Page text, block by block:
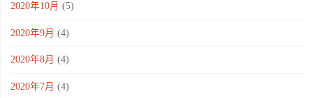
2020年10月 (5)
2020年9月 (4)
2020年8月 (4)
2020年7月 (4)